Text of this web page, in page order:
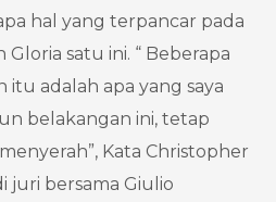
hal yang terpancar pada
satu ini. “ Beberapa
itu adalah apa yang saya
belakangan ini, tetap
Kata Christopher
juri bersama Giulio